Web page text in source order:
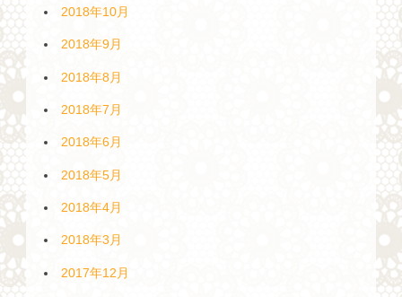
2018年10月
2018年9月
2018年8月
2018年7月
2018年6月
2018年5月
2018年4月
2018年3月
2017年12月